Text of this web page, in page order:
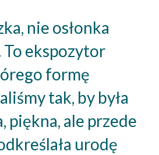
nie osłonka
To ekspozytor
formę
tak, by była
piękna, ale przede
urodę